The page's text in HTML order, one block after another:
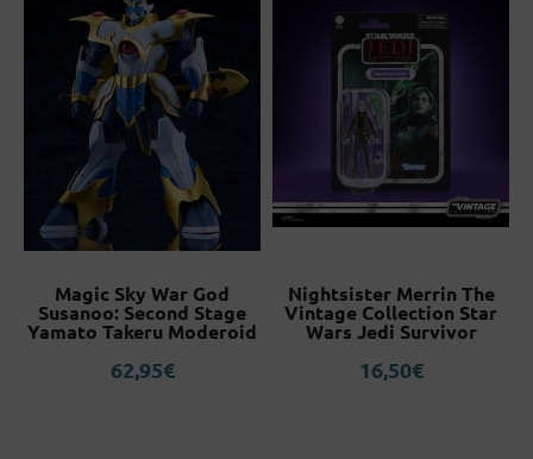
Magic Sky War God
Susanoo: Second Stage
Yamato Takeru Moderoid
62,95€
Nightsister Merrin The
Vintage Collection Star
Wars Jedi Survivor
16,50€